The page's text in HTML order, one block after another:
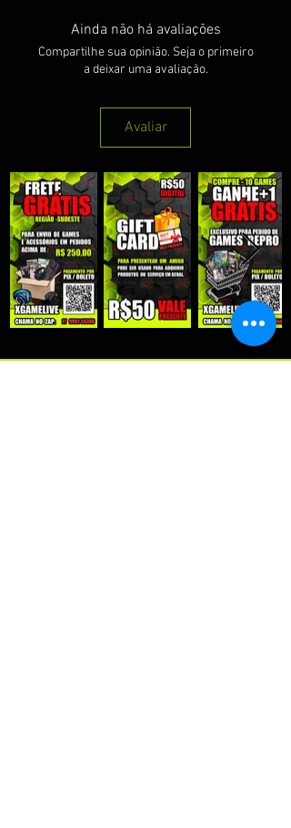
Ainda não há avaliações
Compartilhe sua opinião. Seja o primeiro
a deixar uma avaliação.
Avaliar